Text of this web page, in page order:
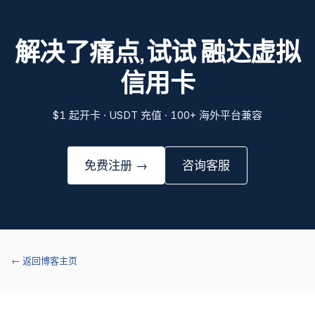
解决了痛点,试试 融达虚拟
信用卡
$1 起开卡 · USDT 充值 · 100+ 海外平台兼容
免费注册 → 咨询客服
← 返回博客主页